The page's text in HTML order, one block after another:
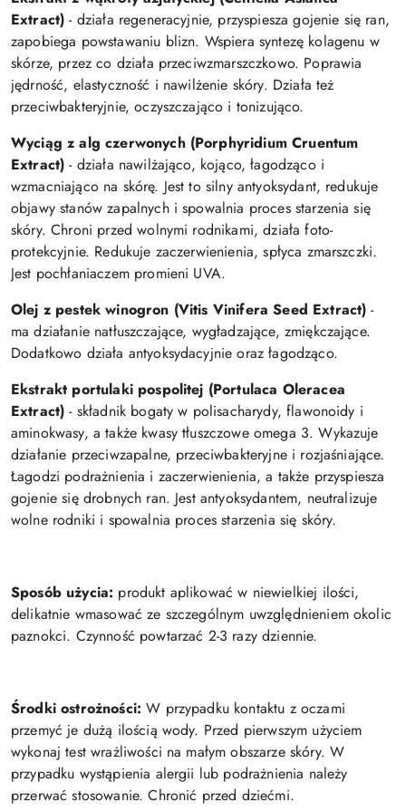
Extract) - działa regeneracyjnie, przyspiesza gojenie się ran,
zapobiega powstawaniu blizn. Wspiera syntezę kolagenu w
skórze, przez co działa przeciwzmarszczkowo. Poprawia
jędrność, elastyczność i nawilżenie skóry. Działa też
przeciwbakteryjnie, oczyszczająco i tonizująco.
Wyciąg z alg czerwonych (Porphyridium Cruentum
Extract) - działa nawilżająco, kojąco, łagodząco i
wzmacniająco na skórę. Jest to silny antyoksydant, redukuje
objawy stanów zapalnych i spowalnia proces starzenia się
skóry. Chroni przed wolnymi rodnikami, działa foto-
protekcyjnie. Redukuje zaczerwienienia, spłyca zmarszczki.
Jest pochłaniaczem promieni UVA.
Olej z pestek winogron (Vitis Vinifera Seed Extract) -
ma działanie natłuszczające, wygładzające, zmiękczające.
Dodatkowo działa antyoksydacyjnie oraz łagodząco.
Ekstrakt portulaki pospolitej (Portulaca Oleracea
Extract) - składnik bogaty w polisacharydy, flawonoidy i
aminokwasy, a także kwasy tłuszczowe omega 3. Wykazuje
działanie przeciwzapalne, przeciwbakteryjne i rozjaśniające.
Łagodzi podrażnienia i zaczerwienienia, a także przyspiesza
gojenie się drobnych ran. Jest antyoksydantem, neutralizuje
wolne rodniki i spowalnia proces starzenia się skóry.
Sposób użycia: produkt aplikować w niewielkiej ilości,
delikatnie wmasować ze szczególnym uwzględnieniem okolic
paznokci. Czynność powtarzać 2-3 razy dziennie.
Środki ostrożności: W przypadku kontaktu z oczami
przemyć je dużą ilością wody. Przed pierwszym użyciem
wykonaj test wrażliwości na małym obszarze skóry. W
przypadku wystąpienia alergii lub podrażnienia należy
przerwać stosowanie. Chronić przed dziećmi.